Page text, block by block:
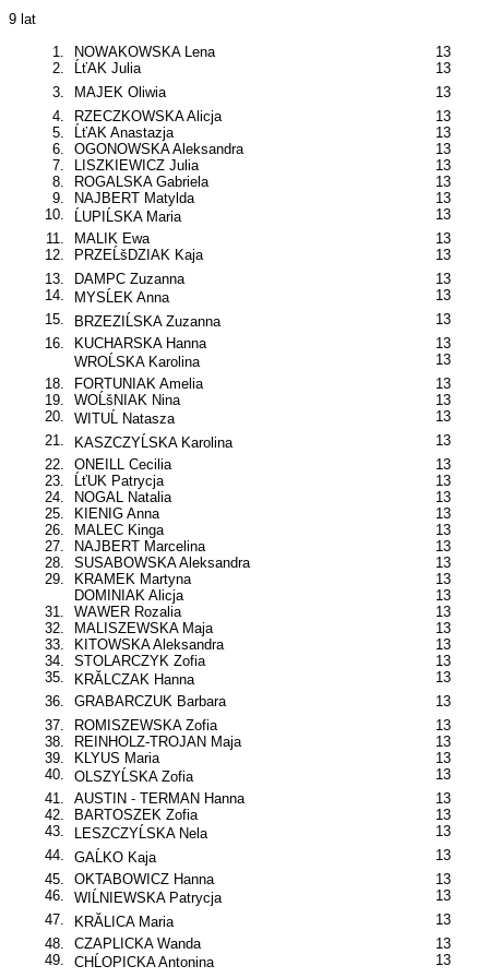
9 lat
1.
NOWAKOWSKA Lena 13
2.
ĹťAK Julia 13
3.
MAJEK Oliwia 13
4.
RZECZKOWSKA Alicja 13
5.
ĹťAK Anastazja 13
6.
OGONOWSKA Aleksandra 13
7.
LISZKIEWICZ Julia 13
8.
ROGALSKA Gabriela 13
9.
NAJBERT Matylda 13
10.
ĹUPIĹSKA Maria 13
11.
MALIK Ewa 13
12.
PRZEĹšDZIAK Kaja 13
13.
DAMPC Zuzanna 13
14.
MYSĹEK Anna 13
15.
BRZEZIĹSKA Zuzanna 13
16.
KUCHARSKA Hanna 13
WROĹSKA Karolina
13
18.
FORTUNIAK Amelia 13
19.
WOĹšNIAK Nina 13
20.
WITUĹ Natasza 13
21.
KASZCZYĹSKA Karolina 13
22.
ONEILL Cecilia 13
23.
ĹťUK Patrycja 13
24.
NOGAL Natalia 13
25.
KIENIG Anna 13
26.
MALEC Kinga 13
27.
NAJBERT Marcelina 13
28.
SUSABOWSKA Aleksandra 13
29.
KRAMEK Martyna 13
DOMINIAK Alicja
13
31.
WAWER Rozalia 13
32.
MALISZEWSKA Maja 13
33.
KITOWSKA Aleksandra 13
34.
STOLARCZYK Zofia 13
35.
KRĂLCZAK Hanna 13
36.
GRABARCZUK Barbara 13
37.
ROMISZEWSKA Zofia 13
38.
REINHOLZ-TROJAN Maja 13
39.
KLYUS Maria 13
40.
OLSZYĹSKA Zofia 13
41.
AUSTIN - TERMAN Hanna 13
42.
BARTOSZEK Zofia 13
43.
LESZCZYĹSKA Nela 13
44.
GAĹKO Kaja 13
45.
OKTABOWICZ Hanna 13
46.
WIĹNIEWSKA Patrycja 13
47.
KRĂLICA Maria 13
48.
CZAPLICKA Wanda 13
49.
CHĹOPICKA Antonina 13